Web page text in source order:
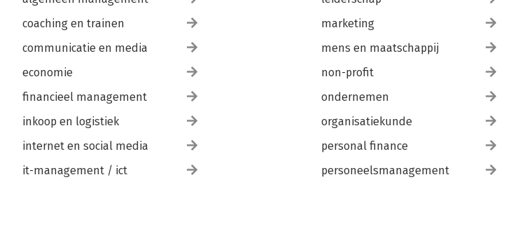
coaching en trainen
communicatie en media
economie
financieel management
inkoop en logistiek
internet en social media
it-management / ict
marketing
mens en maatschappij
non-profit
ondernemen
organisatiekunde
personal finance
personeelsmanagement